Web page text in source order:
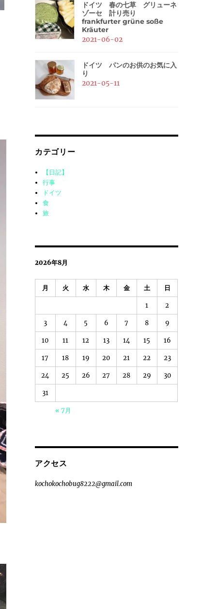
ドイツ 春の七草 グリューネ
ゾーセ 計り売り
frankfurter grüne soße
Kräuter
2021-06-02
ドイツ パンのお供のお気に入
り
2021-05-11
カテゴリー
【日記】
行事
ドイツ
食
旅
2026年8月
月 火 水 木 金 土 日
1 2
3 4 5 6 7 8 9
10 11 12 13 14 15 16
17 18 19 20 21 22 23
24 25 26 27 28 29 30
31
« 7月
アクセス
kochokochobug8222@gmail.com